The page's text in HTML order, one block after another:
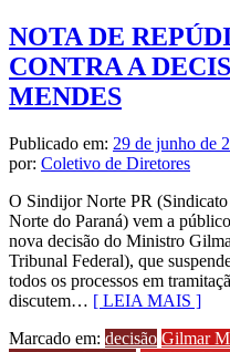
NOTA DE
CONTRA A
MENDES
Publicado em: 29 de junho de
por: Coletivo de Diretores
O Sindijor Norte PR
Norte do Paraná) vem a
nova decisão do Ministro
Tribunal Federal), que
todos os processos em
discutem… [ LEIA MAIS ]
Marcado em: decisão Gilmar